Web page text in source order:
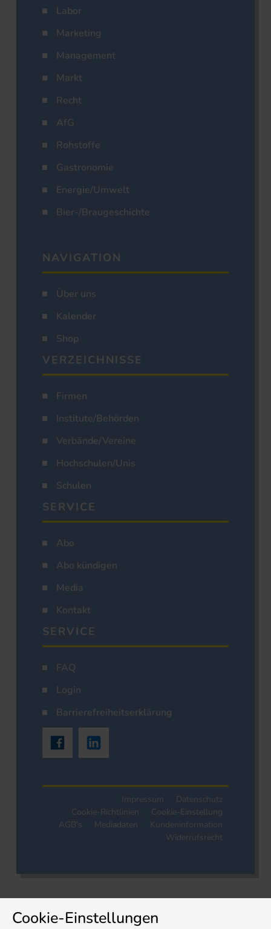
Labor
Marketing
Management
Markt
Recht
AfG
Rohstoffe
Gastronomie
Energie/Umwelt
Bier-/Braugeschichte
NAVIGATION
Über uns
Kalender
Shop
VERZEICHNISSE
Firmen
Institute/Behörden
Verbände/Vereine
Hochschulen/Unis
Schulen
SERVICE
Abo
Abo kündigen
Media
Kontakt
SERVICE
FAQ
Login
Barrierefreiheitserklärung
Impressum
Datenschutz
Cookie-Richtlinien
Cookie-Einstellung
AGB's
Mediadaten
Kundeninformation
Widerrufsrecht
Cookie-Einstellungen